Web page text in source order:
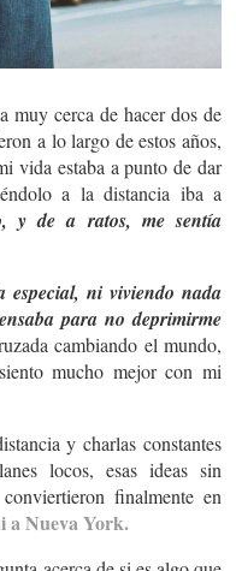
muy cerca de hacer dos de
a lo largo de estos años,
vida estaba a punto de dar
a la distancia iba a
y de a ratos, me sentía
especial, ni viviendo nada
para no deprimirme
cambiando el mundo,
mucho mejor con mi
y charlas constantes
locos, esas ideas sin
finalmente en
a Nueva York.